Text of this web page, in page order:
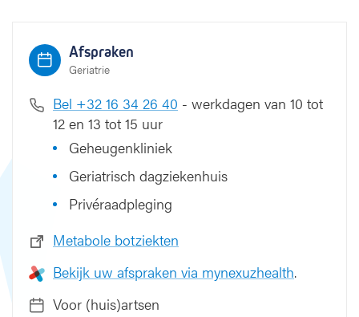
Afspraken
Geriatrie
Bel +32 16 34 26 40 - werkdagen van 10 tot
12 en 13 tot 15 uur
Geheugenkliniek
Geriatrisch dagziekenhuis
Privéraadpleging
Metabole botziekten
Bekijk uw afspraken via mynexuzhealth.
Voor (huis)artsen